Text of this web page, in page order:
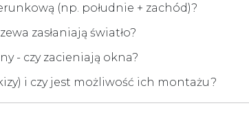
(np. południe + zachód)?
zasłaniają światło?
- czy zacieniają okna?
i czy jest możliwość ich montażu?